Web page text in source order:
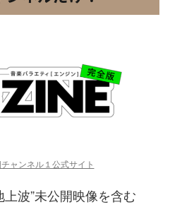
ャンネル１公式サイト
波”未公開映像を含む